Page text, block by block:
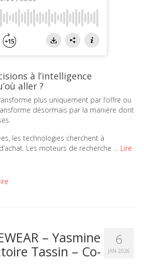
à l’intelligence
aller ?
plus uniquement par l’offre ou
désormais par la manière dont
les technologies cherchent à
Les moteurs de recherche … Lire
6
JAN 2026
– Yasmine
Tassin – Co-